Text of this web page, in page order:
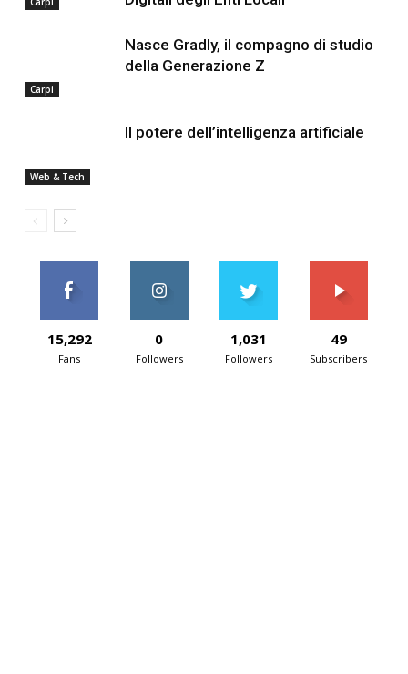
Carpi
Nasce Gradly, il compagno di studio
della Generazione Z
Web & Tech
Il potere dell’intelligenza artificiale
15,292
Fans
0
Followers
1,031
Followers
49
Subscribers